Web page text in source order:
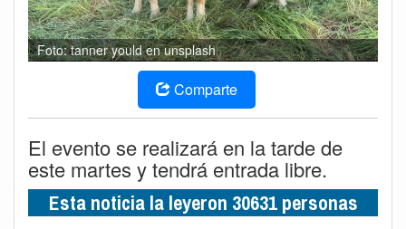
Foto: tanner yould en unsplash
Comparte
El evento se realizará en la tarde de
este martes y tendrá entrada libre.
Esta noticia la leyeron 30631 personas